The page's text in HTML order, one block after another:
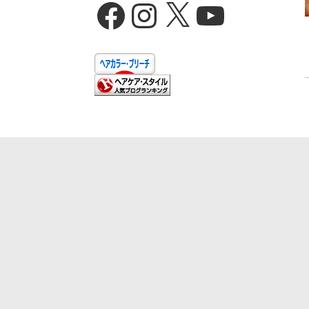
FacebookInstagram YouTube